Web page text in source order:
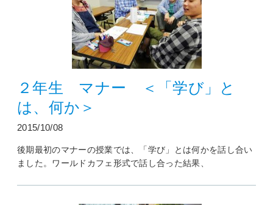
２年生 マナー ＜「学び」と
は、何か＞
2015/10/08
後期最初のマナーの授業では、「学び」とは何かを話し合い
ました。ワールドカフェ形式で話し合った結果、